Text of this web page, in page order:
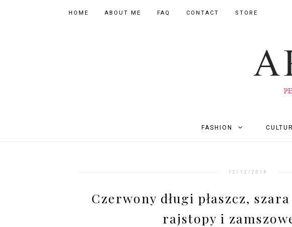
HOME ABOUT ME FAQ CONTACT STORE
FASHION
SHOPPING
EVENTS
ASIA
BEAUTY
12/12/2016
Czerwony długi płaszcz,
rajstopy i